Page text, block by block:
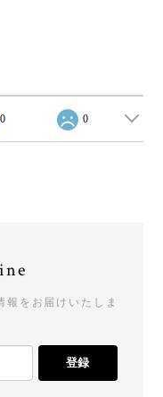
0 0
報をお届けいたしま
登録